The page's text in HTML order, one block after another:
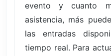
evento y cuanto
asistencia, más
las entradas
tiempo real. Para